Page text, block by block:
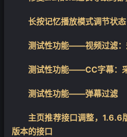
长按记忆播放模式调节状态
测试性功能——视频过滤：
测试性功能——CC字幕：
测试性功能——弹幕过滤
主页推荐接口调整，1.6.6
版本的接口